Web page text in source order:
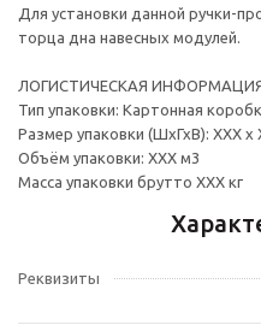
Для установки данной ручки-
торца дна навесных модулей.
ЛОГИСТИЧЕСКАЯ
Тип упаковки: Картонная
Размер упаковки (ШхГхВ): ХХХ х
Объём упаковки: ХХХ м3
Масса упаковки брутто ХХХ кг
Реквизиты